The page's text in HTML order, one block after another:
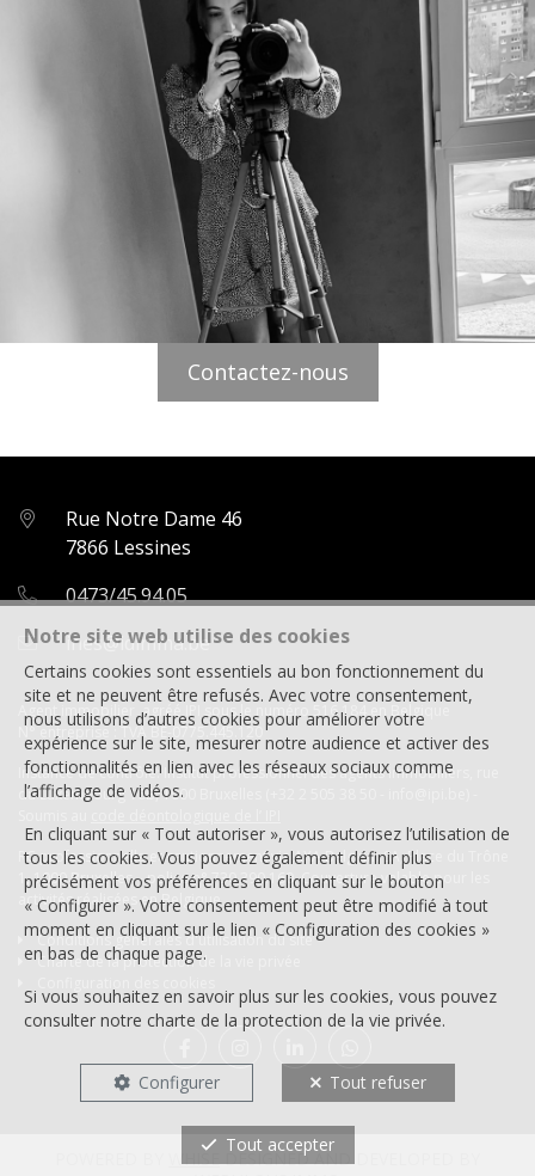
Contactez-nous
Notre site web utilise des cookies
Certains cookies sont essentiels au bon fonctionnement du
site et ne peuvent être refusés. Avec votre consentement,
nous utilisons d’autres cookies pour améliorer votre
expérience sur le site, mesurer notre audience et activer des
fonctionnalités en lien avec les réseaux sociaux comme
l’affichage de vidéos.
En cliquant sur « Tout autoriser », vous autorisez l’utilisation de
tous les cookies. Vous pouvez également définir plus
précisément vos préférences en cliquant sur le bouton
« Configurer ». Votre consentement peut être modifié à tout
moment en cliquant sur le lien « Configuration des cookies »
en bas de chaque page.
Si vous souhaitez en savoir plus sur les cookies, vous pouvez
consulter notre charte de la protection de la vie privée.
Configurer Tout refuser
Tout accepter
Rue Notre Dame 46
7866 Lessines
0473/45.94.05
ines@idimma.be
Agent immobilier agréé IPI sous le numéro 516 184 en Belgique
N° entreprise : TVA BE-0775.445.120
Instance de contrôle: Institut professionnel des agents immobiliers, rue
du Luxembourg 16B, 1000 Bruxelles (+32 2 505 38 50 - info@ipi.be) -
RC professionnelle et cautionnement via AXA Belgium SA, Place du Trône
1, 1000 Bruxelles – police n° 730.390.160. Couverture valable pour les
activités réalisées en Belgique
Conditions générales d'utilisation du site
Charte de la protection de la vie privée
WHISE DESIGNED AND DEVELOPED BY